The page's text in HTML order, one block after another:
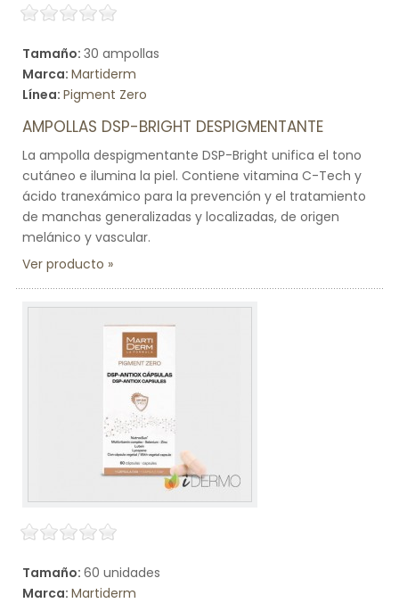
Tamaño: 30 ampollas
Marca: Martiderm
Línea: Pigment Zero
AMPOLLAS DSP-BRIGHT DESPIGMENTANTE
La ampolla despigmentante DSP-Bright unifica el tono
cutáneo e ilumina la piel. Contiene vitamina C-Tech y
ácido tranexámico para la prevención y el tratamiento
de manchas generalizadas y localizadas, de origen
melánico y vascular.
Ver producto
Tamaño: 60 unidades
Marca: Martiderm